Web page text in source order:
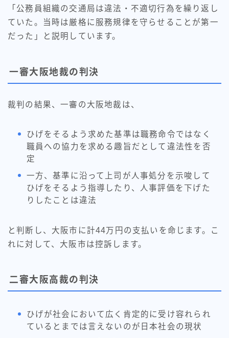
「公務員組織の交通局は違法・不適切行為を繰り返し
ていた。当時は厳格に服務規律を守らせることが第一
だった」と説明しています。
一審大阪地裁の判決
裁判の結果、一審の大阪地裁は、
ひげをそるよう求めた基準は職務命令ではなく
職員への協力を求める趣旨だとして違法性を否
定
一方、基準に沿って上司が人事処分を示唆して
ひげをそるよう指導したり、人事評価を下げた
りしたことは違法
と判断し、大阪市に計44万円の支払いを命じます。こ
れに対して、大阪市は控訴します。
二審大阪高裁の判決
ひげが社会において広く肯定的に受け容れられ
ているとまでは言えないのが日本社会の現状